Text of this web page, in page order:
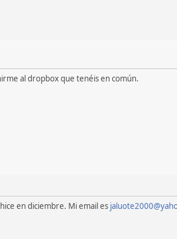
al dropbox que tenéis en común.
en diciembre. Mi email es